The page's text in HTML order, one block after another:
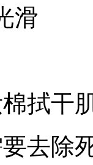
滑
拭干
去除